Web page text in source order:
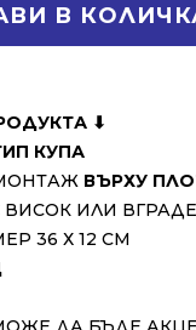
В
⬇
КУПА
ВЪРХУ
ИЛИ
36 Х 12 СМ